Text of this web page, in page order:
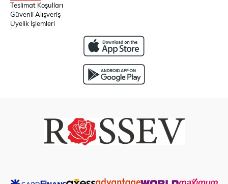
Teslimat Koşulları
Güvenli Alışveriş
Üyelik İşlemleri